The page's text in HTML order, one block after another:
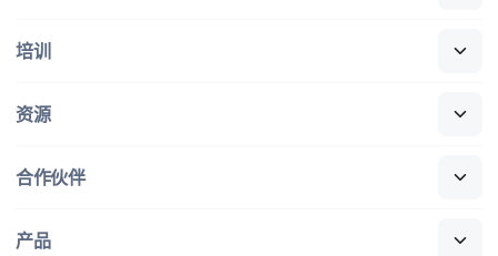
培训
资源
合作​伙伴
产品